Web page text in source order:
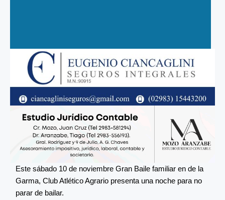
Este sábado 10 de noviembre Gran Baile familiar en de la
Garma, Club Atlético Agrario presenta una noche para no
parar de bailar.